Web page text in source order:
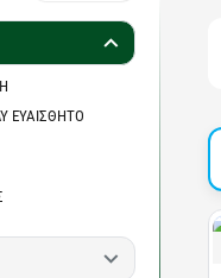
ΕΥΑΙΣΘΗΤΟ